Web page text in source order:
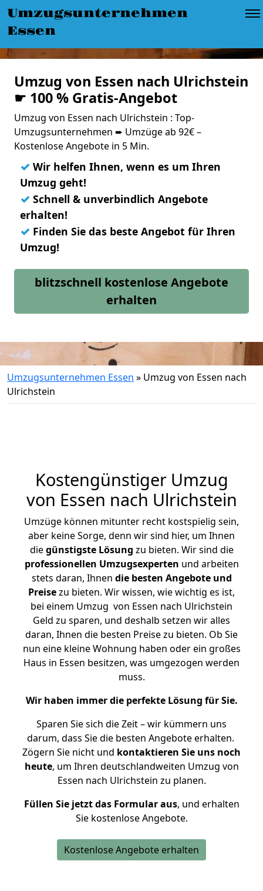
Umzugsunternehmen
Essen
Umzug von Essen nach Ulrichstein
☛ 100 % Gratis-Angebot
Umzug von Essen nach Ulrichstein : Top-
Umzugsunternehmen ➨ Umzüge ab 92€ –
Kostenlose Angebote in 5 Min.
✓ Wir helfen Ihnen, wenn es um Ihren
Umzug geht!
✓ Schnell & unverbindlich Angebote
erhalten!
✓ Finden Sie das beste Angebot für Ihren
Umzug!
blitzschnell kostenlose Angebote
erhalten
Umzugsunternehmen Essen » Umzug von Essen nach
Ulrichstein
Kostengünstiger Umzug
von Essen nach Ulrichstein
Umzüge können mitunter recht kostspielig sein,
aber keine Sorge, denn wir sind hier, um Ihnen
diegünstigste Lösung zu bieten. Wir sind die
professionellen Umzugsexperten und arbeiten
stets daran, Ihnen die besten Angebote und
Preisezu bieten. Wir wissen, wie wichtig es ist,
bei einem Umzug von Essen nach Ulrichstein
Geld zu sparen, und deshalb setzen wir alles
daran, Ihnen die besten Preise zu bieten. Ob Sie
nun eine kleine Wohnung haben oder ein großes
Haus in Essen besitzen, was umgezogen werden
muss.
Wir haben immer die perfekte Lösung für Sie.
Sparen Sie sich die Zeit – wir kümmern uns
darum, dass Sie die besten Angebote erhalten.
Zögern Sie nicht und kontaktieren Sie uns noch
heute, um Ihren deutschlandweiten Umzug von
Essen nach Ulrichstein zu planen.
Füllen Sie jetzt das Formular aus, und erhalten
Sie kostenlose Angebote.
Kostenlose Angebote erhalten